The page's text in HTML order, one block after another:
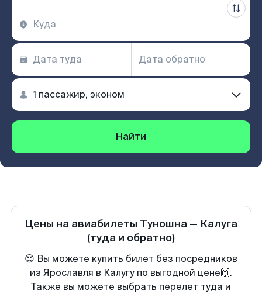
Найти
Цены на авиабилеты Туношна — Калуга
(туда и обратно)
😍 Вы можете купить билет без посредников
из Ярославля в Калугу по выгодной цене🙌.
Также вы можете выбрать перелет туда и